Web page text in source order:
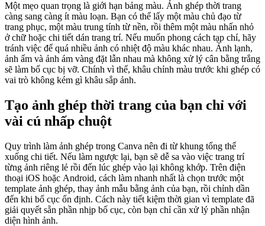
Một mẹo quan trọng là giới hạn bảng màu. Ảnh ghép thời trang
càng sang càng ít màu loạn. Bạn có thể lấy một màu chủ đạo từ
trang phục, một màu trung tính từ nền, rồi thêm một màu nhấn nhỏ
ở chữ hoặc chi tiết dán trang trí. Nếu muốn phong cách tạp chí, hãy
tránh việc để quá nhiều ảnh có nhiệt độ màu khác nhau. Ảnh lạnh,
ảnh ấm và ảnh ám vàng đặt lẫn nhau mà không xử lý cân bằng trắng
sẽ làm bố cục bị vỡ. Chính vì thế, khâu chỉnh màu trước khi ghép có
vai trò không kém gì khâu sắp ảnh.
Tạo ảnh ghép thời trang của bạn chỉ với
vài cú nhấp chuột
Quy trình làm ảnh ghép trong Canva nên đi từ khung tổng thể
xuống chi tiết. Nếu làm ngược lại, bạn sẽ dễ sa vào việc trang trí
từng ảnh riêng lẻ rồi đến lúc ghép vào lại không khớp. Trên điện
thoại iOS hoặc Android, cách làm nhanh nhất là chọn trước một
template ảnh ghép, thay ảnh mẫu bằng ảnh của bạn, rồi chỉnh dần
đến khi bố cục ổn định. Cách này tiết kiệm thời gian vì template đã
giải quyết sẵn phần nhịp bố cục, còn bạn chỉ cần xử lý phần nhận
diện hình ảnh.